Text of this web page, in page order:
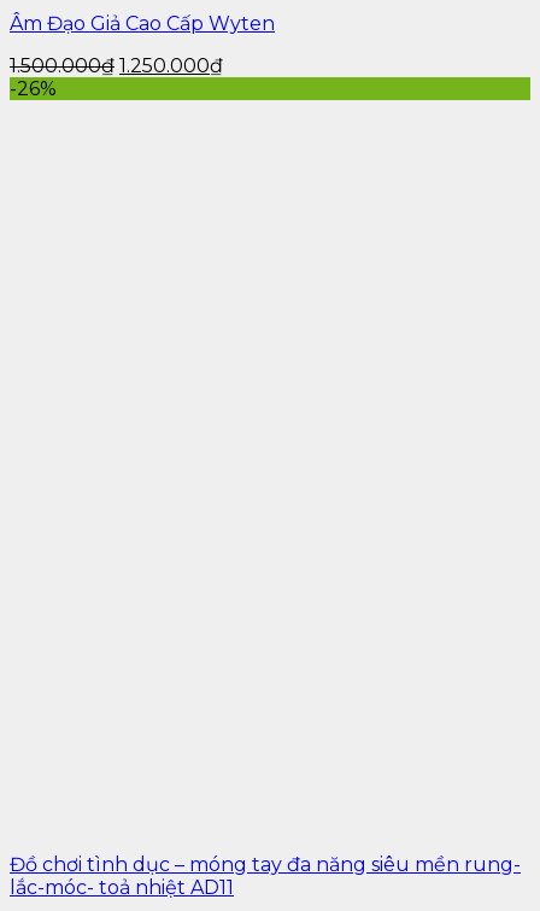
Website: https://amdaogia.vn
Email: amdaogia.vn@gmail.com
Âm Đạo Giả Cao Cấp Wyten
1.500.000₫ 1.250.000₫
-26%
Đồ chơi tình dục – móng tay đa năng siêu mền rung-
lắc-móc- toả nhiệt AD11